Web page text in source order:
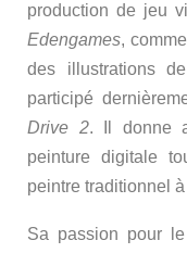
production de jeu
Edengames,
des illustrations
participé
Drive 2. Il donne
peinture digitale
peintre traditionnel à
Sa passion pour